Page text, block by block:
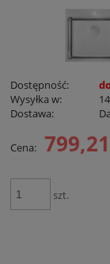
Dostępność:
Wysyłka w:
Dostawa:
Cena:
szt.